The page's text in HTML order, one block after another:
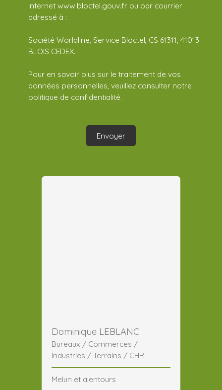
Internet www.bloctel.gouv.fr ou par courrier
adressé à :
Société Worldline, Service Bloctel, CS 61311, 41013
BLOIS CEDEX.
Pour en savoir plus sur le traitement de vos
données personnelles, veuillez consulter notre
politique de confidentialité.
Envoyer
Dominique LEBLANC
Bureaux / Commerces /
Industries / Terrains / CHR
Melun et alentours